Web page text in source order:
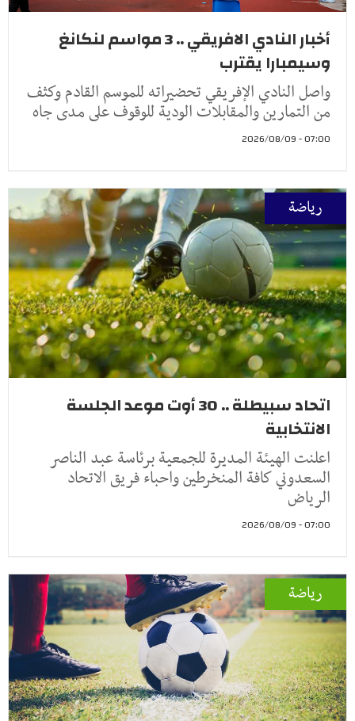
أخبار النادي الافريقي .. 3 مواسم لنكانغ
وسيمبارا يقترب
واصل النادي الإفريقي تحضيراته للموسم القادم وكثف
من التمارين والمقابلات الودية للوقوف على مدى جاه
07:00 - 2026/08/09
رياضة
اتحاد سبيطلة .. 30 أوت موعد الجلسة
الانتخابية
اعلنت الهيئة المديرة للجمعية برئاسة عبد الناصر
السعدوني كافة المنخرطين واحباء فريق الاتحاد
الرياض
07:00 - 2026/08/09
رياضة